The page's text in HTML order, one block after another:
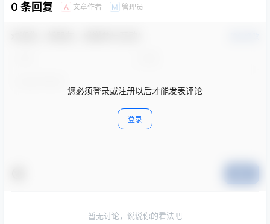
0 条回复 A 文章作者 M 管理员
您必须登录或注册以后才能发表评论
登录
暂无讨论，说说你的看法吧